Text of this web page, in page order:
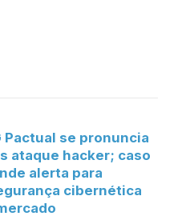
Pactual se pronuncia
ataque hacker; caso
alerta para
cibernética